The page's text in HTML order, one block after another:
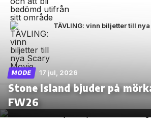
TÄVLING: vinn biljetter till
MODE 17 jul, 2026
Stone Island bjuder på
FW26